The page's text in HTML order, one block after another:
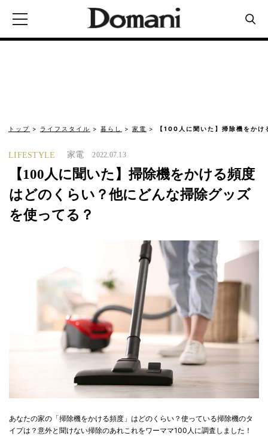
トップ ライフスタイル 暮らし 家電 【100人に聞いた】掃除機をか
LIFESTYLE 家電 2022.07.13
【100人に聞いた】掃除機をかける頻度
はどのくらい？他にどんな掃除グッズ
を使ってる？
あなたの家の「掃除機をかける頻度」はどのくらい？使っている掃除機のタ
イプは？意外と聞けない掃除のあれこれをワーママ100人に調査しました！